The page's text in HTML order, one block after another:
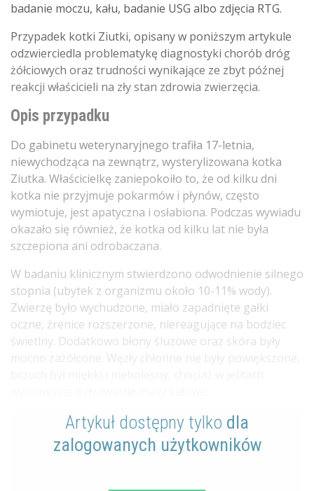
badanie moczu, kału, badanie USG albo zdjęcia RTG.
Przypadek kotki Ziutki, opisany w poniższym artykule
odzwierciedla problematykę diagnostyki chorób dróg
żółciowych oraz trudności wynikające ze zbyt późnej
reakcji właścicieli na zły stan zdrowia zwierzęcia.
Opis przypadku
Do gabinetu weterynaryjnego trafiła 17-letnia,
niewychodząca na zewnątrz, wysterylizowana kotka
Ziutka. Właścicielkę zaniepokoiło to, że od kilku dni
kotka nie przyjmuje pokarmów i płynów, często
wymiotuje, jest apatyczna i osłabiona. Podczas wywiadu
okazało się również, że kotka od kilku lat nie była
szczepiona ani odrobaczana.
W badaniu klinicznym stwierdzono odwodnienie silnego
stopnia (ubytek z organizmu około 10-11% wody).
Zwierzę było wychudzone, miało zapadnięte gałki
oczne, źrenice rozszerzone, niereagujące na bodziec
świetlny. Dodatkowo błony śluzowe oraz skóra były
mocno zażółcone. Węzły chłonne nie były powiększone,
Artykuł dostępny tylko dla
zalogowanych użytkowników